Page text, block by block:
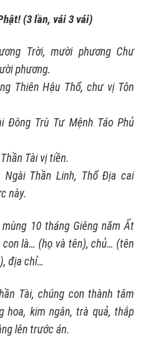
(3 lần, vái 3 vái)
Trời, mười phương Chư
phương.
Thiên Hậu Thổ, chư vị Tôn
Đông Trù Tư Mệnh Táo Phủ
Tài vị tiền.
Ngài Thần Linh, Thổ Địa cai
này.
10 tháng Giêng năm Ất
con là… (họ và tên), chủ… (tên
địa chỉ…
Tài, chúng con thành tâm
hoa, kim ngân, trà quả, thắp
lên trước án.